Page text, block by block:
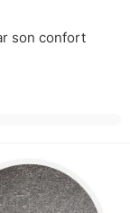
son confort